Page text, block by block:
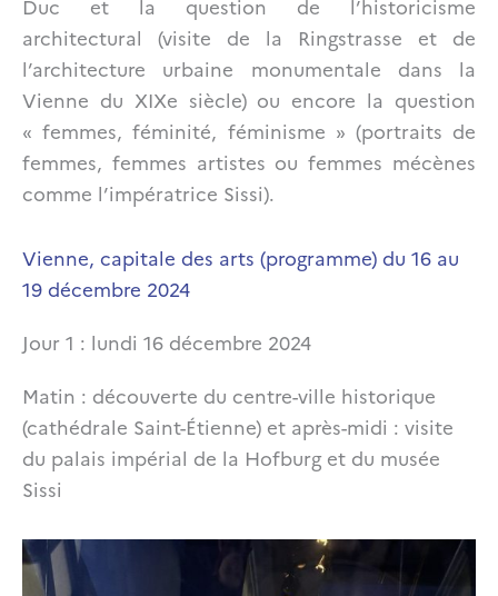
Duc et la question de l’historicisme
architectural (visite de la Ringstrasse et de
l’architecture urbaine monumentale dans la
Vienne du XIXe siècle) ou encore la question
« femmes, féminité, féminisme » (portraits de
femmes, femmes artistes ou femmes mécènes
comme l’impératrice Sissi).
Vienne, capitale des arts (programme) du 16 au
19 décembre 2024
Jour 1 : lundi 16 décembre 2024
Matin : découverte du centre-ville historique
(cathédrale Saint-Étienne) et après-midi : visite
du palais impérial de la Hofburg et du musée
Sissi